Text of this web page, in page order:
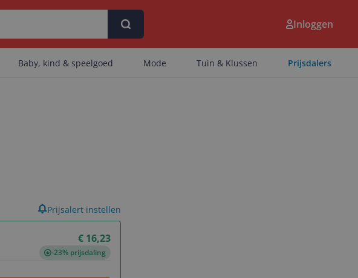
Inloggen
Baby, kind & speelgoed Mode Tuin & Klussen Prijsdalers
€ 16,23
-23% prijsdaling
Prijsalert instellen